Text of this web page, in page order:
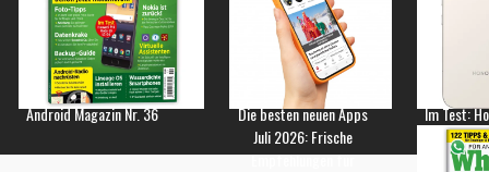
Android Magazin Nr. 36
Die besten neuen Apps
Juli 2026: Frische
Empfehlungen für
Im Test: